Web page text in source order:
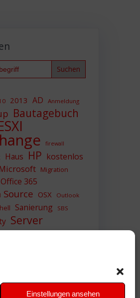
Einstellungen ansehen
2013 AD Anmeldung
Bautagebuch
firewall
Haus HP kostenlos
Microsoft Migration
Office 365
Source OSX Outlook
Sanierung SBS
Server
SIEM
VPN WAZUH